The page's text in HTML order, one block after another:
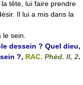
tête, lui faire prendre
Il lui a mis dans la
sein.
dessein ? Quel dieu,
?, RAC. Phèd. II, 2.